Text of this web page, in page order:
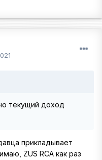
текущий доход
прикладывает
ZUS RCA как раз